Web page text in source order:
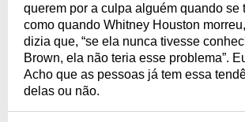
querem por a culpa alguém quando se
como quando Whitney Houston
dizia que, “se ela nunca tivesse
Brown, ela não teria esse problema”.
Acho que as pessoas já tem essa
delas ou não.